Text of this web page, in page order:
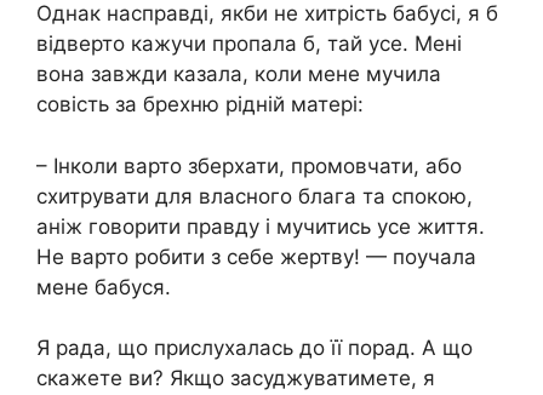
Однак насправді, якби не хитрість бабусі, я б
відверто кажучи пропала б, тай усе. Мені
вона завжди казала, коли мене мучила
совість за брехню рідній матері:
– Інколи варто зберхати, промовчати, або
схитрувати для власного блага та спокою,
аніж говорити правду і мучитись усе життя.
Не варто робити з себе жертву! — поучала
мене бабуся.
Я рада, що прислухалась до її порад. А що
скажете ви? Якщо засуджуватимете, я